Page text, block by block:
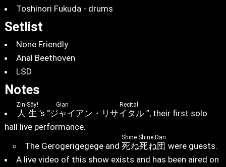
Toshinori Fukuda - drums
Setlist
None Friendly
Anal Beethoven
LSD
Notes
人生
Zin-Säy!
’s “ジャイアン・リサイタル
Gian Recital
”, their first solo
hall live performance.
The Gerogerigegege and 死ね死ね団
Shine Shine Dan
were guests.
A live video of this show exists and has been aired on